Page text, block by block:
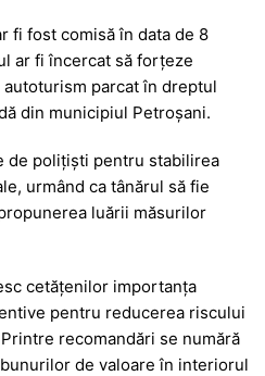
fi fost comisă în data de 8
ar fi încercat să forțeze
parcat în dreptul
din municipiul Petroșani.
de polițiști pentru stabilirea
urmând ca tânărul să fie
luării măsurilor
cetățenilor importanța
pentru reducerea riscului
recomandări se numără
de valoare în interiorul